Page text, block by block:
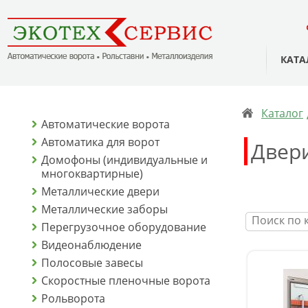
Автоматические ворота
Автоматика для ворот
Домофоны (индивидуальные и
многоквартирные)
Металлические двери
Металлические заборы
Перегрузочное оборудование
Видеонаблюдение
Полосовые завесы
Скоростные пленочные ворота
Рольворота
Каталог